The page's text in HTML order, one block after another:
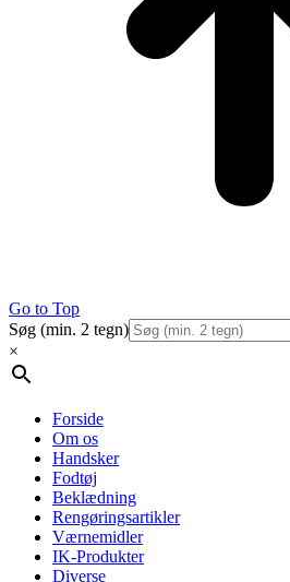
Go to Top
Søg (min. 2 tegn)
×
Forside
Om os
Handsker
Fodtøj
Beklædning
Rengøringsartikler
Værnemidler
IK-Produkter
Diverse